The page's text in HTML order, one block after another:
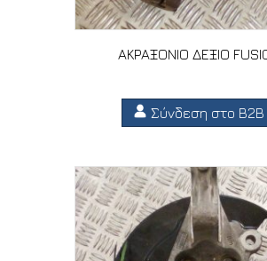
ΑΚΡΑΞΟΝΙΟ ΔΕΞΙΟ
Σύνδεση στο B2B